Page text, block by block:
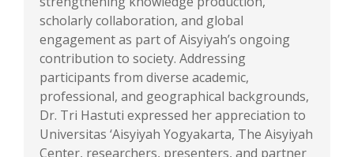
scholarly collaboration, and global
engagement as part of Aisyiyah’s ongoing
contribution to society. Addressing
participants from diverse academic,
professional, and geographical backgrounds,
Dr. Tri Hastuti expressed her appreciation to
Universitas ‘Aisyiyah Yogyakarta, The Aisyiyah
Center, researchers, presenters, and partner